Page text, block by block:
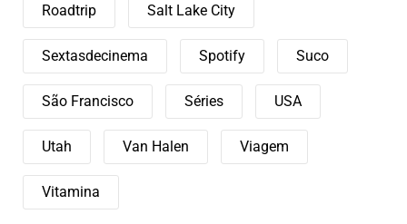
Roadtrip Salt Lake City
Sextasdecinema Spotify Suco
São Francisco Séries USA
Utah Van Halen Viagem
Vitamina